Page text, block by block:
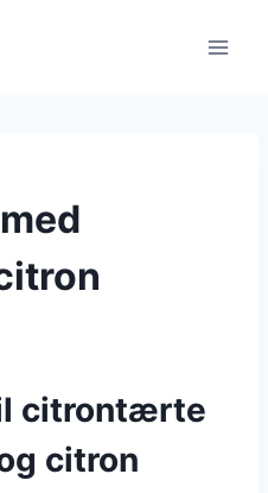
citrontærte
citron